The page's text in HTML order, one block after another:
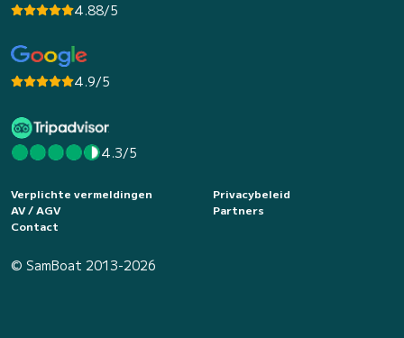
4.88/5
4.9/5
4.3/5
Verplichte vermeldingen
Privacybeleid
AV / AGV
Partners
Contact
© SamBoat 2013-2026